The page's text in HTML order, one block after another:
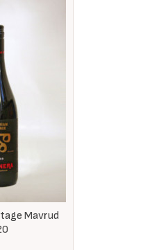
Mavrud